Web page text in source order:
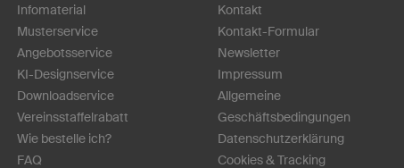
Infomaterial
Musterservice
Angebotsservice
KI-Designservice
Downloadservice
Vereinsstaffelrabatt
Wie bestelle ich?
FAQ
Kontakt
Kontakt-Formular
Newsletter
Impressum
Allgemeine
Geschäftsbedingungen
Datenschutzerklärung
Cookies & Tracking